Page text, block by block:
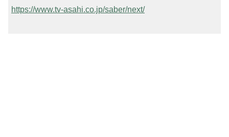
https://www.tv-asahi.co.jp/saber/next/